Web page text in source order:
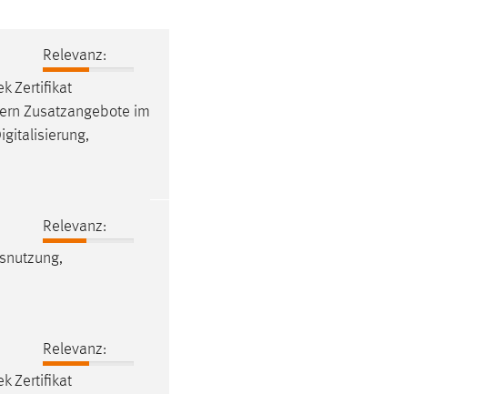
Relevanz:
Zertifikat
Zusatzangebote im
Relevanz:
,
Relevanz:
Zertifikat